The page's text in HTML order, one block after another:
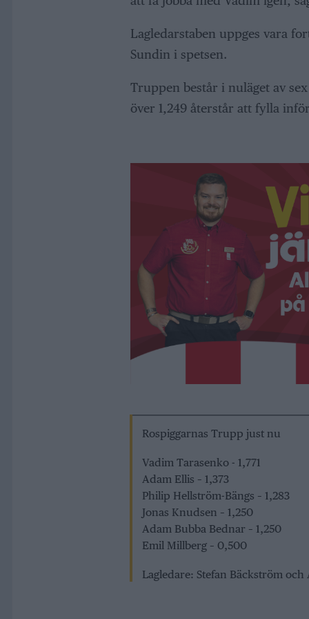
Lagledarstaben uppges vara
Sundin i spetsen.
Truppen består i nuläget av
över 1,249 återstår att fylla
Rospiggarnas Trupp just nu
Vadim Tarasenko - 1,771
Adam Ellis – 1,373
Philip Hellström-Bängs – 1,283
Jonas Knudsen – 1,250
Adam Bubba Bednar – 1,250
Emil Millberg – 0,500
Lagledare: Stefan Bäckström